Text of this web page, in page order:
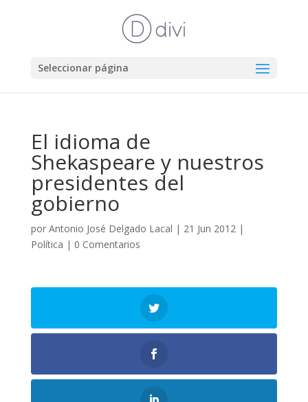
Seleccionar página
El idioma de
Shekaspeare y nuestros
presidentes del
gobierno
por Antonio José Delgado Lacal | 21 Jun 2012|
Política | 0 Comentarios